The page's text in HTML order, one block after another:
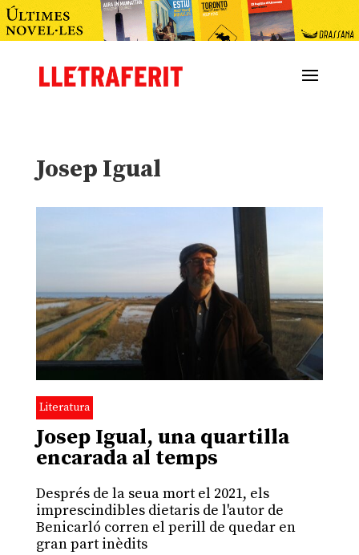
Josep Igual
Literatura
Josep Igual, una quartilla
encarada al temps
Després de la seua mort el 2021, els
imprescindibles dietaris de l'autor de
Benicarló corren el perill de quedar en
gran part inèdits